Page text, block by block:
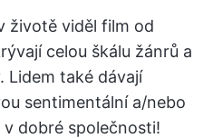
životě viděl film od
celou škálu žánrů a
Lidem také dávají
sentimentální a/nebo
dobré společnosti!